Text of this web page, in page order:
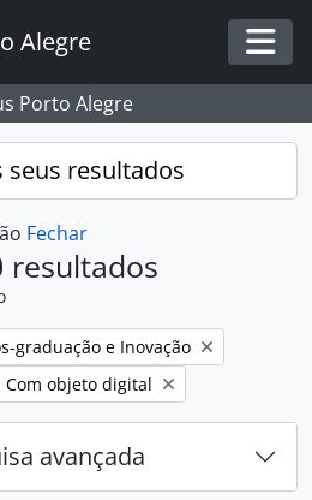
Alegre
Porto Alegre
seus resultados
Fechar
resultados
graduação e Inovação
Remover filtro:
Com objeto digital
avançada